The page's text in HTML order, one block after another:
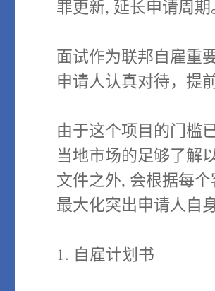
罪更新, 延长申请周期
面试作为联邦自雇重
申请人认真对待，提
由于这个项目的门槛
当地市场的足够了解
文件之外, 会根据每
最大化突出申请人自
1. 自雇计划书